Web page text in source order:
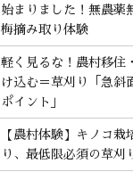
始まりました！無農薬
梅摘み取り体験
軽く見るな！農村移住
け込む＝草刈り「急斜
ポイント」
【農村体験】キノコ栽
り、最低限必須の草刈